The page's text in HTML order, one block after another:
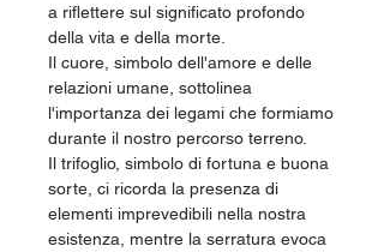
a riflettere sul significato profondo
della vita e della morte.
Il cuore, simbolo dell'amore e delle
relazioni umane, sottolinea
l'importanza dei legami che formiamo
durante il nostro percorso terreno.
Il trifoglio, simbolo di fortuna e buona
sorte, ci ricorda la presenza di
elementi imprevedibili nella nostra
esistenza, mentre la serratura evoca